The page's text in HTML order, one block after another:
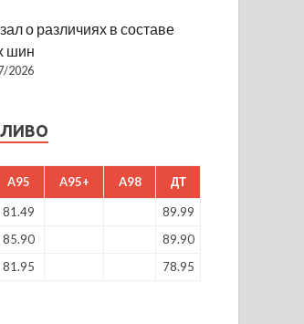
о различиях в составе
шин
2026
A95 A95+ A98 ДТ
81.49
89.99
85.90
89.90
81.95 78.95